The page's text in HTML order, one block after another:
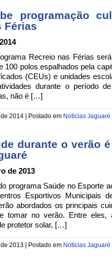
programação
Férias
Recreio nas Férias
100 polos espalhados pela
(CEUs) e unidades
durante o período
não é […]
2014 | Postado em Notícias Jaguaré
durante o verão
de 2013
programa Saúde no Esporte
Esportivos Municipais
abordados os principais
tomar no verão. Entre eles,
protetor solar, […]
2013 | Postado em Notícias Jaguaré